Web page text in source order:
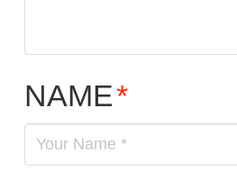
NAME*